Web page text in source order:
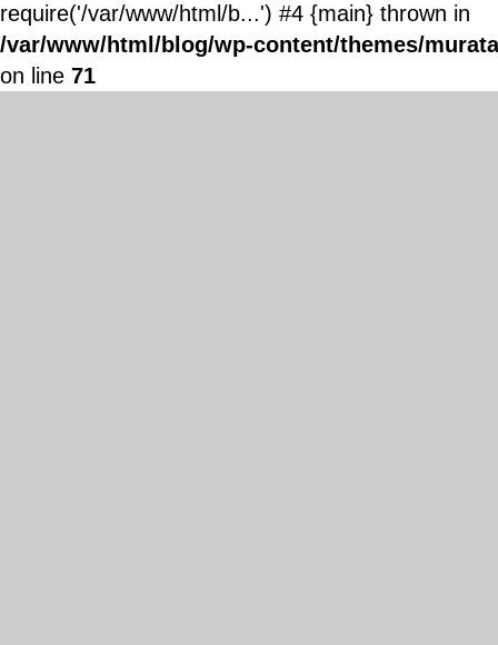
require('/var/www/html/b...') #4 {main} thrown in
/var/www/html/blog/wp-content/themes/
on line 71